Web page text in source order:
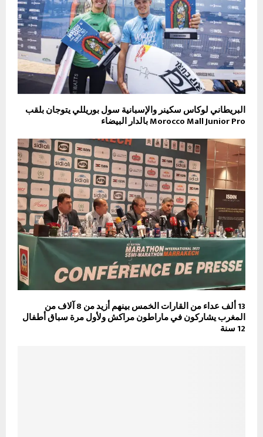
البريطاني لوكاس سكينر والإسبانية سول بوريللي يتوجان بلقب
Morocco Mall Junior Pro بالدار البيضاء
13 ألف عداء من القارات الخمس بينهم أزيد من 8 آلاف من
المغرب يشاركون في ماراطون مراكش ولأول مرة سباق أطفال
12 سنة